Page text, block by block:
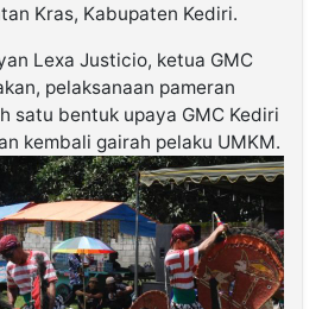
Kras, Kabupaten Kediri.
Lexa Justicio, ketua GMC
pelaksanaan pameran
satu bentuk upaya GMC Kediri
kembali gairah pelaku UMKM.